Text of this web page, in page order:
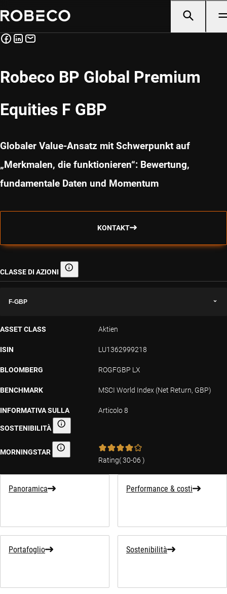
Robeco BP Global Premium
Equities F GBP
Globaler Value-Ansatz mit Schwerpunkt auf
„Merkmalen, die funktionieren“: Bewertung,
fundamentale Daten und Momentum
KONTAKT
CLASSE DI AZIONI Classe di azioni
F-GBP
ASSET CLASS Aktien
ISIN LU1362999218
BLOOMBERG ROGFGBP LX
BENCHMARK MSCI World Index (Net Return, GBP)
INFORMATIVA SULLA
SOSTENIBILITÀ Informativa sulla sostenibilità
Articolo 8
MORNINGSTAR Morningstar
Rating(30-06 )
Panoramica Performance & costi
Portafoglio Sostenibilità